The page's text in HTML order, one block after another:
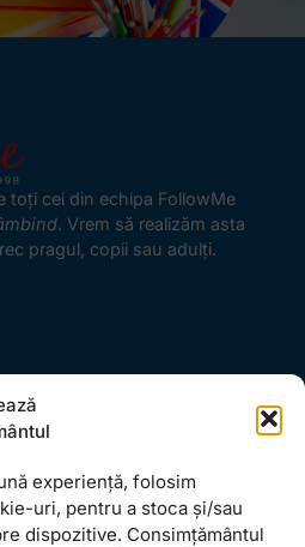
experiență, folosim
uri, pentru a stoca și/sau
dispozitive. Consimțământul
toţi cei din echipa FollowMe
. Vrem să realizăm asta
pragul, copii sau adulţi.